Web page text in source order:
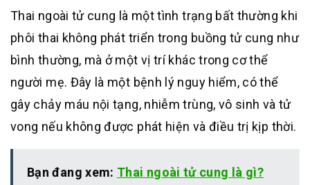
Thai ngoài tử cung là một tình trạng bất thường khi
phôi thai không phát triển trong buồng tử cung như
bình thường, mà ở một vị trí khác trong cơ thể
người mẹ. Đây là một bệnh lý nguy hiểm, có thể
gây chảy máu nội tạng, nhiễm trùng, vô sinh và tử
vong nếu không được phát hiện và điều trị kịp thời.
Bạn đang xem: Thai ngoài tử cung là gì?